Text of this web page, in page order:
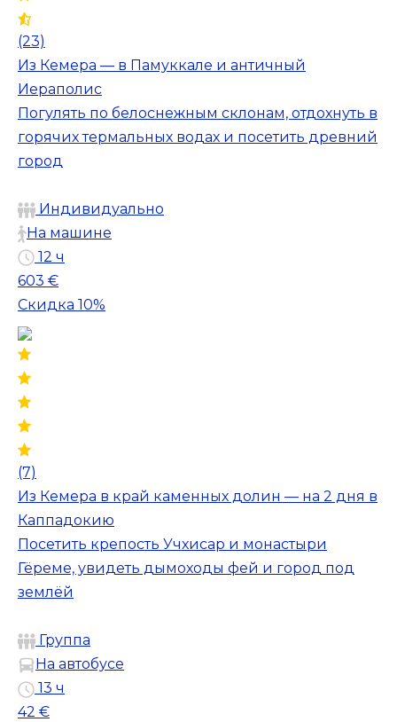
(23)
Из Кемера — в Памуккале и античный
Иераполис
Погулять по белоснежным склонам, отдохнуть в
горячих термальных водах и посетить древний
город
Индивидуально
На машине
12 ч
603 €
Скидка 10%
(7)
Из Кемера в край каменных долин — на 2 дня в
Каппадокию
Посетить крепость Учхисар и монастыри
Гёреме, увидеть дымоходы фей и город под
землёй
Группа
На автобусе
13 ч
42 €